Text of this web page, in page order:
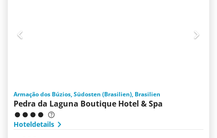
Armação dos Búzios, Südosten (Brasilien), Brasilien
Pedra da Laguna Boutique Hotel & Spa
Hoteldetails